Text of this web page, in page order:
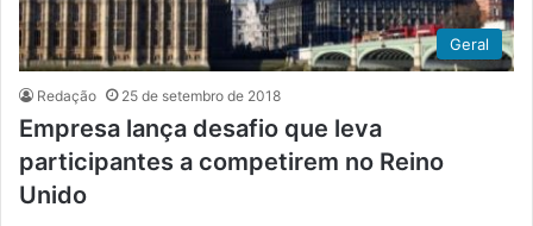
Geral
Redação 25 de setembro de 2018
Empresa lança desafio que leva
participantes a competirem no Reino
Unido